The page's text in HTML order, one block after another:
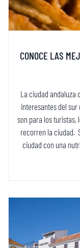
CONOCE LAS
La ciudad andaluza
interesantes del sur
son para los turistas,
recorren la ciudad.
ciudad con una